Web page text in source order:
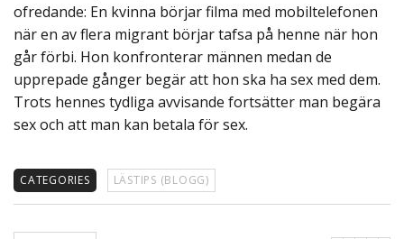
ofredande: En kvinna börjar filma med mobiltelefonen
när en av flera migrant börjar tafsa på henne när hon
går förbi. Hon konfronterar männen medan de
upprepade gånger begär att hon ska ha sex med dem.
Trots hennes tydliga avvisande fortsätter man begära
sex och att man kan betala för sex.
CATEGORIES LÄSTIPS (BLOGG)